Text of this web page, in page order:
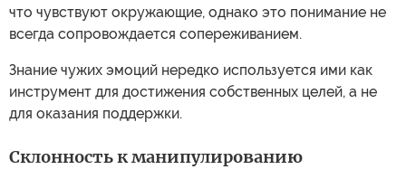
что чувствуют окружающие, однако это понимание не
всегда сопровождается сопереживанием.
Знание чужих эмоций нередко используется ими как
инструмент для достижения собственных целей, а не
для оказания поддержки.
Склонность к манипулированию